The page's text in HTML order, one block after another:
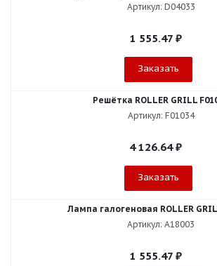
Артикул: D04033
1 555.47₽
Заказать
Решётка ROLLER GRILL
Артикул: F01034
4 126.64₽
Заказать
Лампа галогеновая ROLLER
Артикул: A18003
1 555.47₽